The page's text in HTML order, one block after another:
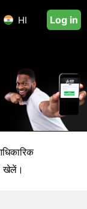
HI Log in
खेलें।